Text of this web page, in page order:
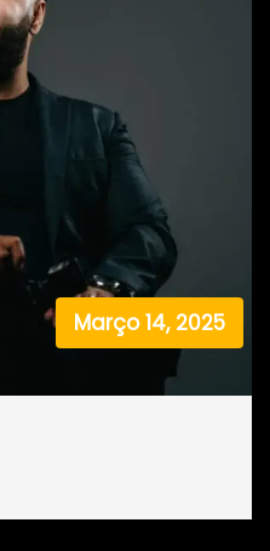
Março 14, 2025